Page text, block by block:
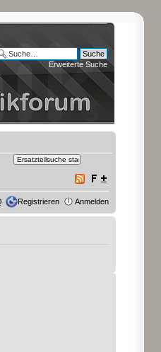
Erweiterte Suche
Registrieren Anmelden